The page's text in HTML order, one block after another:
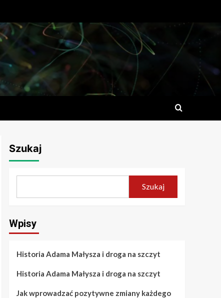
Szukaj
Szukaj
Wpisy
Historia Adama Małysza i droga na szczyt
Historia Adama Małysza i droga na szczyt
Jak wprowadzać pozytywne zmiany każdego